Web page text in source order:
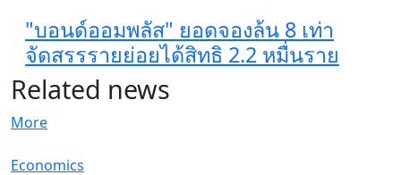
"บอนด์ออมพลัส" ยอดจองล้น 8 เท่า
จัดสรรรายย่อยได้สิทธิ 2.2 หมื่นราย
Related news
More
Economics